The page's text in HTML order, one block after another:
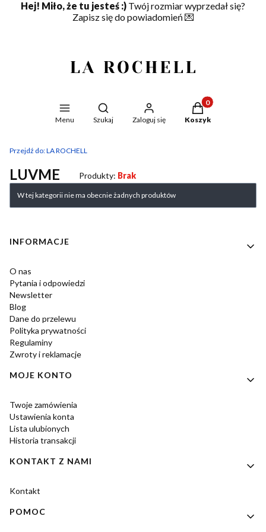
Hej! Miło, że tu jesteś :) Twój rozmiar wyprzedał się?
Zapisz się do powiadomień 💌
Menu
Otwórz wyszukiwarkę
Szukaj Zaloguj się
Produkty w
Koszyk
Przejdź do:LA ROCHELL
LUVME Produkty: Brak
Lista produktów
W tej kategorii nie ma obecnie żadnych produktów
Linki w stopce
INFORMACJE
O nas
Pytania i odpowiedzi
Newsletter
Blog
Dane do przelewu
Polityka prywatności
Regulaminy
Zwroty i reklamacje
MOJE KONTO
Twoje zamówienia
Ustawienia konta
Lista ulubionych
Historia transakcji
KONTAKT Z NAMI
Kontakt
POMOC